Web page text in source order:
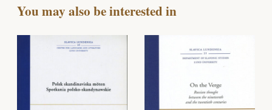
You may also be interested in